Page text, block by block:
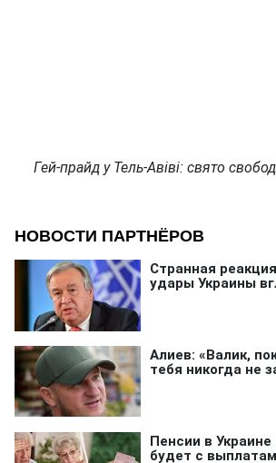
Гей-прайд у Тель-Авіві: свято